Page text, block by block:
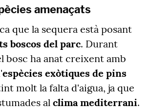
amenaçats
que la sequera està posant
boscos del parc. Durant
bosc ha anat creixent amb
espècies exòtiques de pins
molt la falta d'aigua, ja que
al clima mediterrani.